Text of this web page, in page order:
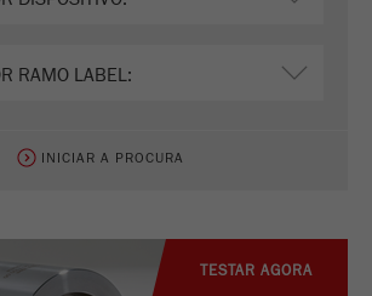
INICIAR A PROCURA
TESTAR AGORA